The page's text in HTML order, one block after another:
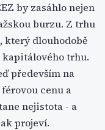
by zasáhlo nejen
burzu. Z trhu
dlouhodobě
trhu.
především na
cenu a
nejistota - a
projeví.